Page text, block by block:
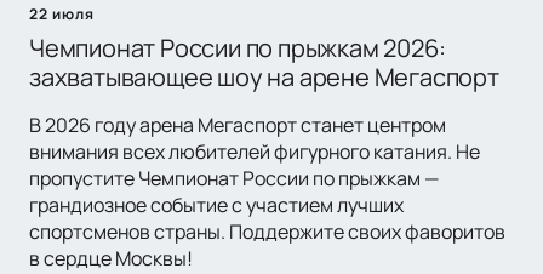
22 июля
Чемпионат России по прыжкам 2026:
захватывающее шоу на арене Мегаспорт
В 2026 году арена Мегаспорт станет центром
внимания всех любителей фигурного катания. Не
пропустите Чемпионат России по прыжкам —
грандиозное событие с участием лучших
спортсменов страны. Поддержите своих фаворитов
в сердце Москвы!